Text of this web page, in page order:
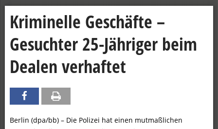
Kriminelle Geschäfte –
Gesuchter 25-Jähriger beim
Dealen verhaftet
Berlin (dpa/bb) – Die Polizei hat einen mutmaßlichen